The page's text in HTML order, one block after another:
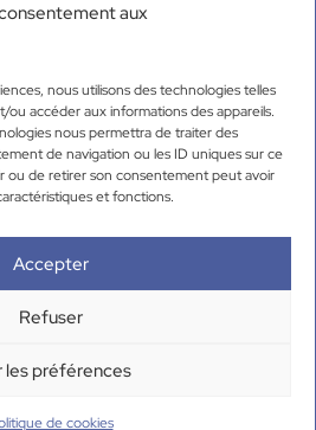
aux
nous utilisons des technologies telles
accéder aux informations des appareils.
nous permettra de traiter des
de navigation ou les ID uniques sur ce
ou de retirer son consentement peut avoir
et fonctions.
Accepter
Refuser
les préférences
de cookies